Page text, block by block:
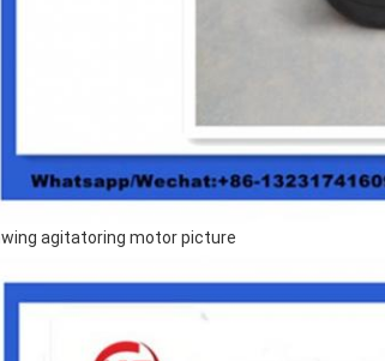
agitatoring motor picture